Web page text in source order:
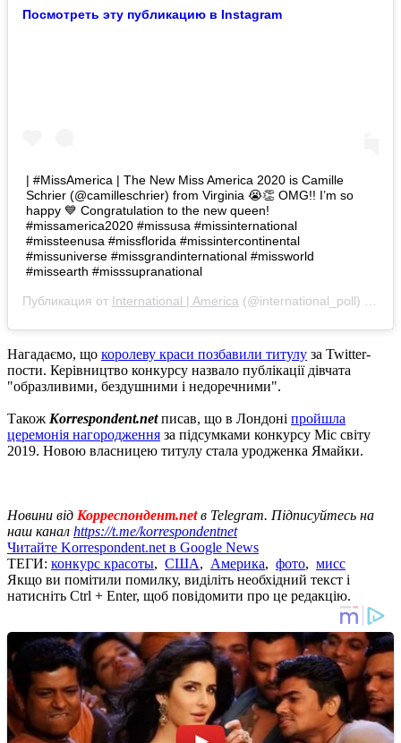
Посмотреть эту публикацию в Instagram
| #MissAmerica | The New Miss America 2020 is Camille
Schrier (@camilleschrier) from Virginia 😭👏 OMG!! I’m so
happy 💙 Congratulation to the new queen!
#missamerica2020 #missusa #missinternational
#missteenusa #missflorida #missintercontinental
#missuniverse #missgrandinternational #missworld
#missearth #misssupranational
Публикация от International | America (@international_poll) 19
Нагадаємо, що королеву краси позбавили титулу за Twitter-
пости. Керівництво конкурсу назвало публікації дівчата
"образливими, бездушними і недоречними".
Також Korrespondent.netписав, що в Лондоні пройшла
церемонія нагородження за підсумками конкурсу Міс світу
2019. Новою власницею титулу стала уродженка Ямайки.
Новини від Корреспондент.netв Telegram. Підписуйтесь на
наш канал https://t.me/korrespondentnet
Читайте Korrespondent.net в Google News
ТЕГИ: конкурс красоты, США, Америка, фото, мисс
Якщо ви помітили помилку, виділіть необхідний текст і
натисніть Ctrl + Enter, щоб повідомити про це редакцію.